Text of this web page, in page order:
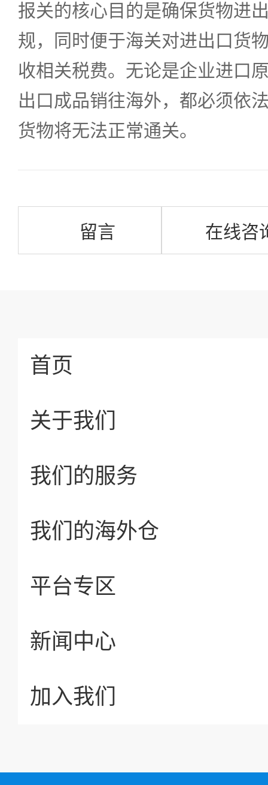
报关的核心目的是确保货物进
规，同时便于海关对进出口货
收相关税费。无论是企业进口
出口成品销往海外，都必须依
货物将无法正常通关。
留言 在线咨
首页
关于我们
我们的服务
我们的海外仓
平台专区
新闻中心
加入我们